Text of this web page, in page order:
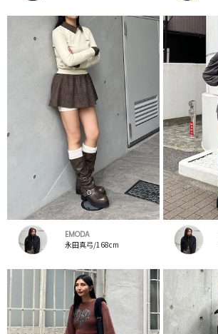
EMODA
永田真弓/168cm